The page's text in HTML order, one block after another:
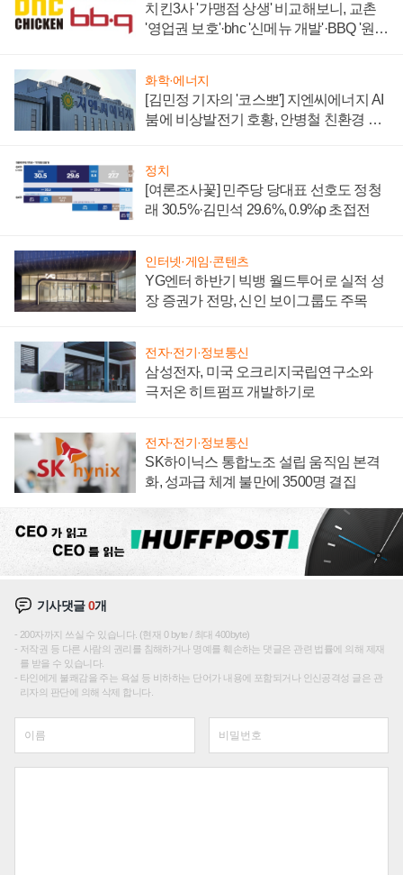
치킨3사 '가맹점 상생' 비교해보니, 교촌
'영업권 보호'·bhc '신메뉴 개발'·BBQ '원가
화학·에너지
[김민정 기자의 '코스뽀'] 지엔씨에너지 AI
붐에 비상발전기 호황, 안병철 친환경 에
정치
[여론조사꽃] 민주당 당대표 선호도 정청
래 30.5%·김민석 29.6%, 0.9%p 초접전
인터넷·게임·콘텐츠
YG엔터 하반기 빅뱅 월드투어로 실적 성
장 증권가 전망, 신인 보이그룹도 주목
전자·전기·정보통신
삼성전자, 미국 오크리지국립연구소와
극저온 히트펌프 개발하기로
전자·전기·정보통신
SK하이닉스 통합노조 설립 움직임 본격
화, 성과급 체계 불만에 3500명 결집
기사댓글0개
200자까지 쓰실 수 있습니다. (현재 0 byte / 최대 400byte)
저작권 등 다른 사람의 권리를 침해하거나 명예를 훼손하는 댓글은 관련 법률에 의해 제재
를 받을 수 있습니다.
타인에게 불쾌감을 주는 욕설 등 비하하는 단어가 내용에 포함되거나 인신공격성 글은 관
리자의 판단에 의해 삭제 합니다.